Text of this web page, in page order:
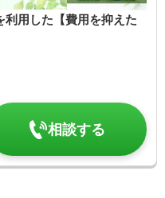
用した【費用を抑えた
相談する